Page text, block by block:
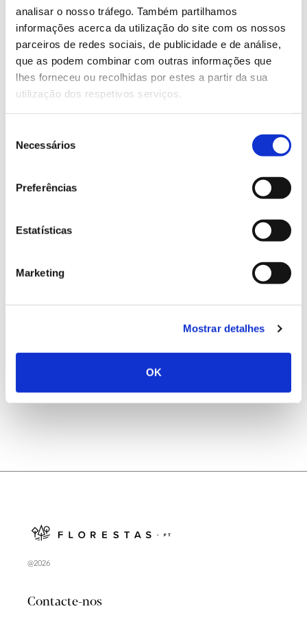
analisar o nosso tráfego. Também partilhamos
informações acerca da utilização do site com os nossos
parceiros de redes sociais, de publicidade e de análise,
que as podem combinar com outras informações que
lhes forneceu ou recolhidas por estes a partir da sua
utilização dos respetivos serviços.
Necessários
Preferências
Estatísticas
Marketing
Mostrar detalhes
OK
Saiba mais sobre a Semana Europeia dos
Polinizadores
13.07.2026
Genoma do priolo e de outras espécies em risco:
Registar galhas de Trichi em acácia-das-espigas:
no verão 2026
@2026
Contacte-nos